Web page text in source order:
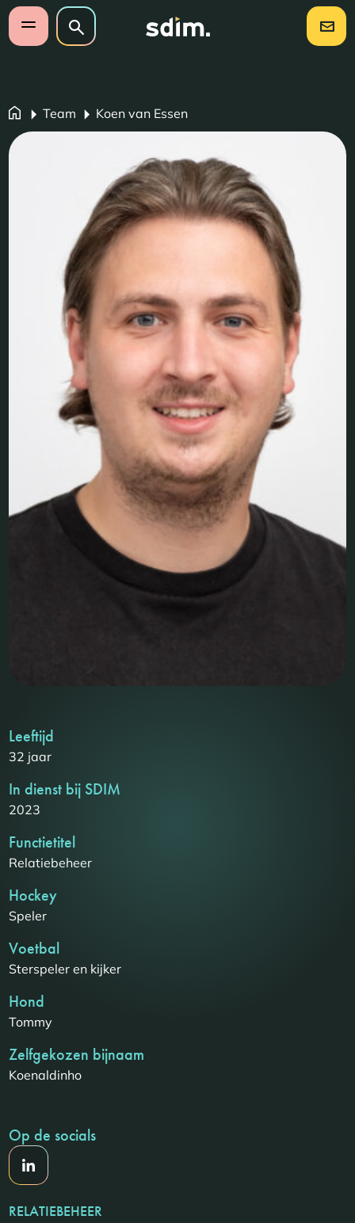
Navigatie overslaan
Open mobiel menu
Zoeken op website
Zoeken
Team Koen van Essen
RELATIEBEHEER
Leeftijd
32 jaar
In dienst bij SDIM
2023
Functietitel
Relatiebeheer
Hockey
Speler
Voetbal
Sterspeler en kijker
Hond
Tommy
Zelfgekozen bijnaam
Koenaldinho
Op de socials